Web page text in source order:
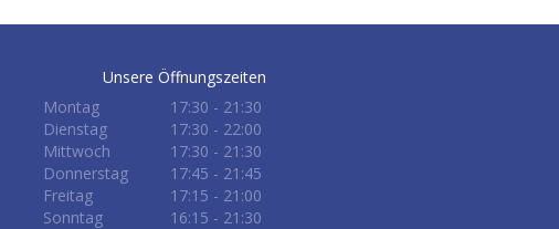
Unsere Öffnungszeiten
Montag
17:30 - 21:30
Dienstag
17:30 - 22:00
Mittwoch
17:30 - 21:30
Donnerstag
17:45 - 21:45
Freitag
17:15 - 21:00
Sonntag
16:15 - 21:30